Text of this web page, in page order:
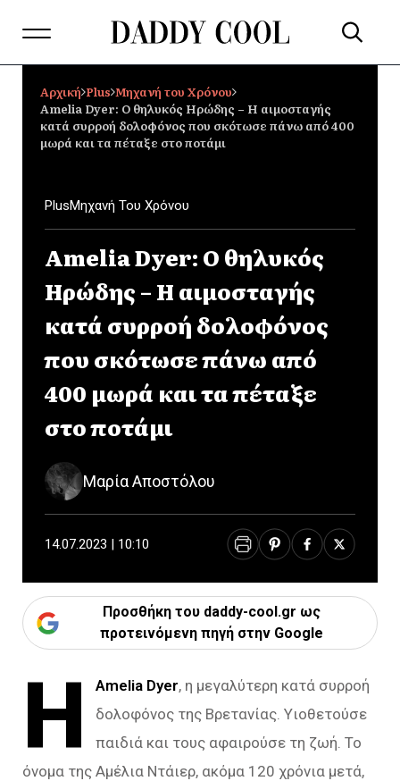
Αρχική Plus Μηχανή του Χρόνου
Amelia Dyer: Ο θηλυκός Ηρώδης – Η αιμοσταγής
κατά συρροή δολοφόνος που σκότωσε πάνω από 400
μωρά και τα πέταξε στο ποτάμι
PlusΜηχανή Του Χρόνου
Amelia Dyer: Ο θηλυκός
Ηρώδης – Η αιμοσταγής
κατά συρροή δολοφόνος
που σκότωσε πάνω από
400 μωρά και τα πέταξε
στο ποτάμι
Μαρία Αποστόλου
14.07.2023 | 10:10
Προσθήκη του daddy-cool.gr ως
προτεινόμενη πηγή στην Google
Η Amelia Dyer, η μεγαλύτερη κατά συρροή
δολοφόνος της Βρετανίας. Υιοθετούσε
παιδιά και τους αφαιρούσε τη ζωή. Το
όνομα της Αμέλια Ντάιερ, ακόμα 120 χρόνια μετά,